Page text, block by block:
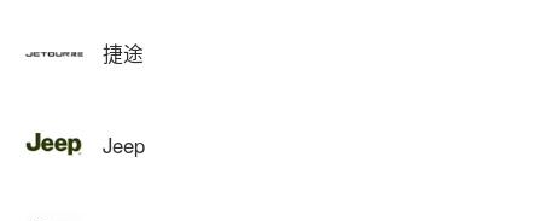
捷途
Jeep